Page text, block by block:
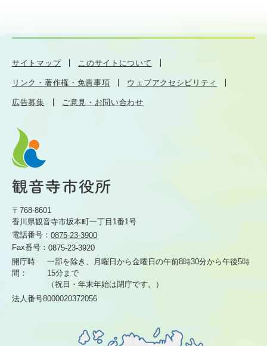
サイトマップ このサイトについて
リンク・著作権・免責事項 ウェブアクセシビリティ
広告募集 ご意見・お問い合わせ
〒768-8601
香川県観音寺市坂本町一丁目1番1号
電話番号： 0875-23-3900
Fax番号： 0875-23-3920
開庁時
間：
一部を除き、月曜日から金曜日の午前8時30分から午後5時
15分まで
（祝日・年末年始は閉庁です。）
法人番号8000020372056